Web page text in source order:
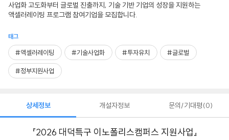
사업화 고도화부터 글로벌 진출까지, 기술 기반 기업의 성장을 지원하는
액셀러레이팅 프로그램 참여기업을 모집합니다.
태그
#액셀러레이팅 #기술사업화 #투자유치 #글로벌
#정부지원사업
상세정보
『2026 대덕특구 이노폴리스캠퍼스 지원사업』
개설자정보 문의/기대평 0